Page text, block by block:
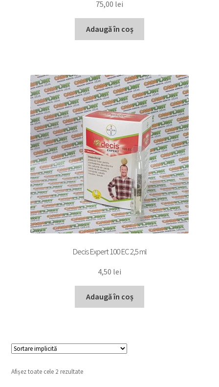
75,00 lei
Adaugă în coș
Decis Expert 100 EC 2,5 ml
4,50 lei
Adaugă în coș
Afișez toate cele 2 rezultate